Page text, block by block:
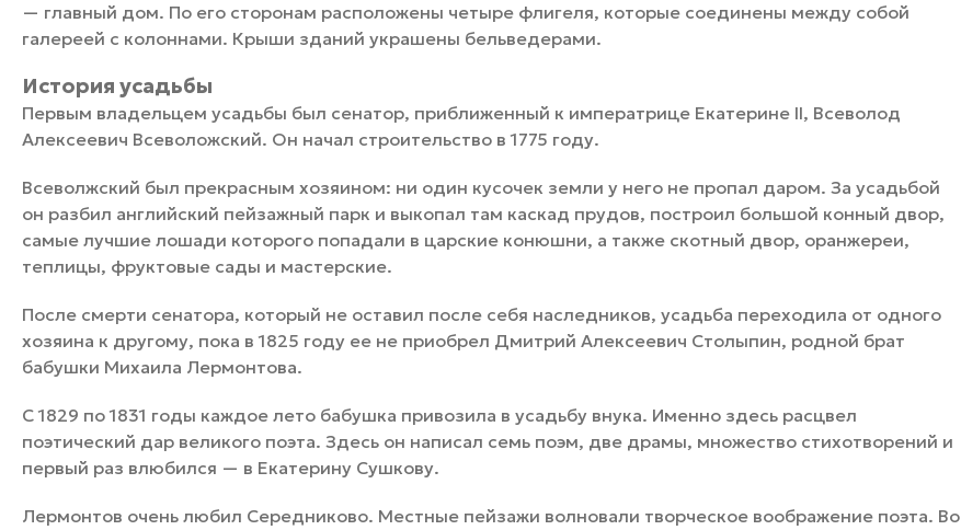
— главный дом. По его сторонам расположены четыре флигеля, которые соединены между собой
галереей с колоннами. Крыши зданий украшены бельведерами.
История усадьбы
Первым владельцем усадьбы был сенатор, приближенный к императрице Екатерине II, Всеволод
Алексеевич Всеволожский. Он начал строительство в 1775 году.
Всеволжский был прекрасным хозяином: ни один кусочек земли у него не пропал даром. За усадьбой
он разбил английский пейзажный парк и выкопал там каскад прудов, построил большой конный двор,
самые лучшие лошади которого попадали в царские конюшни, а также скотный двор, оранжереи,
теплицы, фруктовые сады и мастерские.
После смерти сенатора, который не оставил после себя наследников, усадьба переходила от одного
хозяина к другому, пока в 1825 году ее не приобрел Дмитрий Алексеевич Столыпин, родной брат
бабушки Михаила Лермонтова.
С 1829 по 1831 годы каждое лето бабушка привозила в усадьбу внука. Именно здесь расцвел
поэтический дар великого поэта. Здесь он написал семь поэм, две драмы, множество стихотворений и
первый раз влюбился — в Екатерину Сушкову.
Лермонтов очень любил Середниково. Местные пейзажи волновали творческое воображение поэта. Во